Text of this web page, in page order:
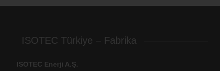
ISOTEC Türkiye – Fabrika
ISOTEC Enerji A.Ş.